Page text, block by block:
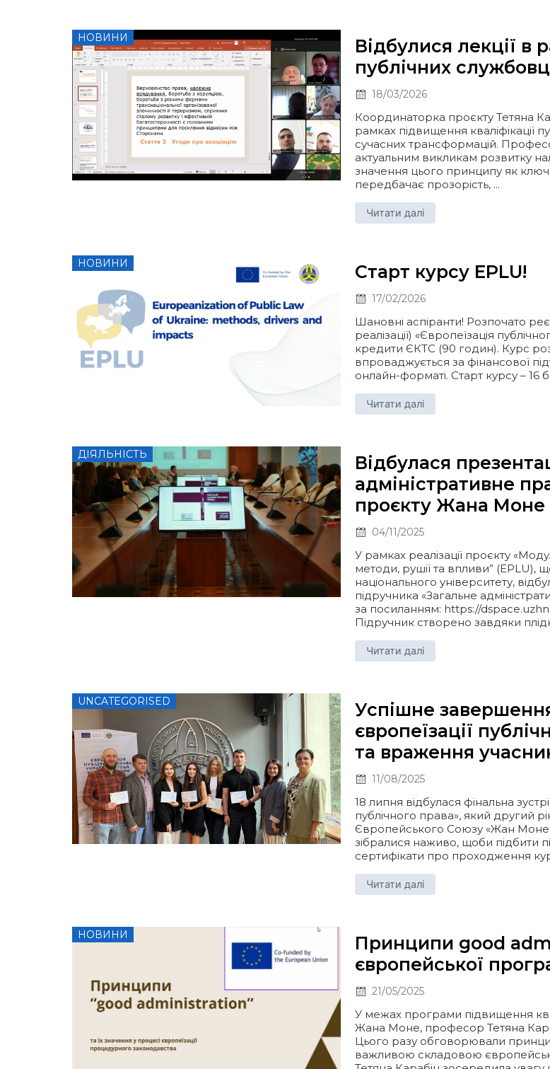
НОВИНИ
Відбулися лекції в
публічних
18/03/2026
Координаторка проєкту Тетяна
рамках підвищення кваліфікації
сучасних трансформацій.
актуальним викликам розвитку
значення цього принципу як
передбачає прозорість, ...
Читати далі
НОВИНИ Старт курсу EPLU!
17/02/2026
Шановні аспіранти! Розпочато
реалізації) «Європеїзація
кредити ЄКТС (90 годин). Курс
впроваджується за фінансової
онлайн-форматі. Старт курсу – 16
Читати далі
ДІЯЛЬНІСТЬ
Відбулася
адміністративне
проєкту Жана Моне
04/11/2025
У рамках реалізації проєкту
методи, рушії та впливи” (EPLU),
національного університету,
підручника «Загальне
за посиланням: https://
Підручник створено завдяки
Читати далі
UNCATEGORISED
Успішне
європеїзації
та враження
11/08/2025
18 липня відбулася фінальна
публічного права», який другий
Європейського Союзу «Жан Моне».
зібралися наживо, щоби підбити
сертифікати про проходження
Читати далі
НОВИНИ
Принципи good
європейської
21/05/2025
У межах програми підвищення
Жана Моне, професор Тетяна
Цього разу обговорювали
важливою складовою